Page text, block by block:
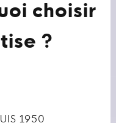
choisir
?
1950